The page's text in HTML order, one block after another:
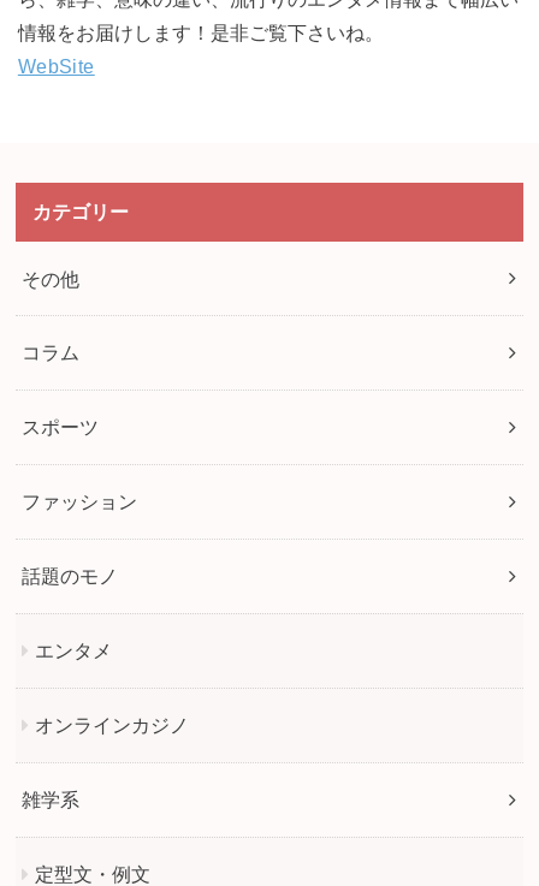
情報をお届けします！是非ご覧下さいね。
WebSite
カテゴリー
その他
コラム
スポーツ
ファッション
話題のモノ
エンタメ
オンラインカジノ
雑学系
定型文・例文